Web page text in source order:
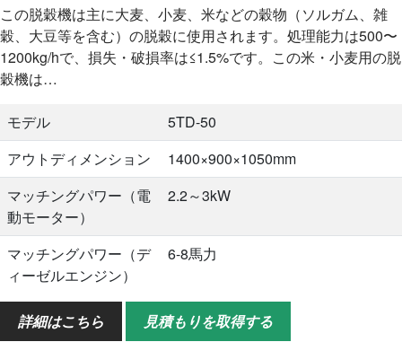
この脱穀機は主に大麦、小麦、米などの穀物（ソルガム、雑
穀、大豆等を含む）の脱穀に使用されます。処理能力は500〜
1200kg/hで、損失・破損率は≤1.5%です。この米・小麦用の脱
穀機は…
モデル
5TD-50
アウトディメンション
1400×900×1050mm
マッチングパワー（電
動モーター）
2.2～3kW
マッチングパワー（デ
ィーゼルエンジン）
6-8馬力
作業効率
500-800kg/h
詳細はこちら 見積もりを取得する